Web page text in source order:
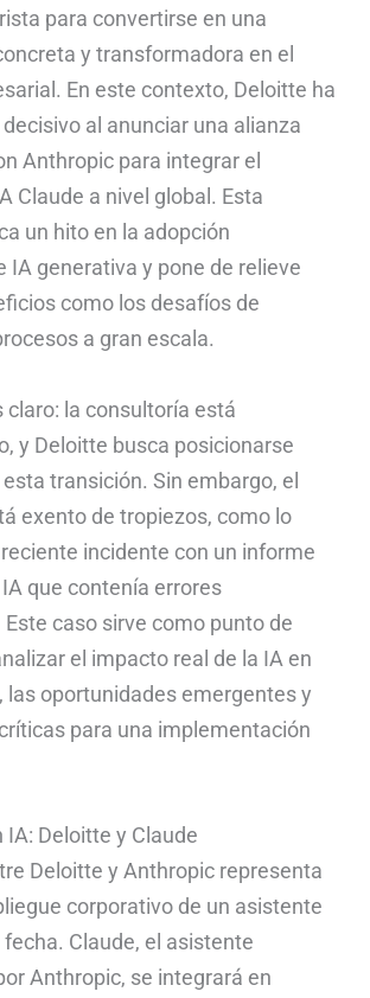
para convertirse en una
y transformadora en el
En este contexto, Deloitte ha
al anunciar una alianza
Anthropic para integrar el
Claude a nivel global. Esta
un hito en la adopción
IA generativa y pone de relieve
como los desafíos de
a gran escala.
claro: la consultoría está
y Deloitte busca posicionarse
transición. Sin embargo, el
exento de tropiezos, como lo
incidente con un informe
que contenía errores
caso sirve como punto de
el impacto real de la IA en
las oportunidades emergentes y
para una implementación
IA: Deloitte y Claude
Deloitte y Anthropic representa
corporativo de un asistente
Claude, el asistente
Anthropic, se integrará en